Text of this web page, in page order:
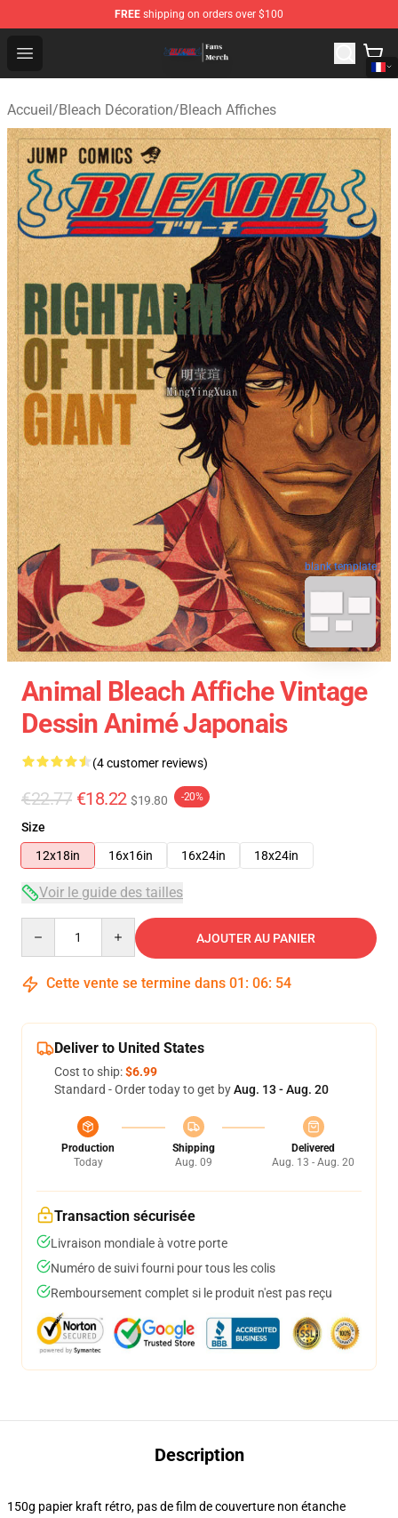
FREE shipping on orders over $100
Open menu
Bleach Store - Official Bleach Merchandise Shop
Accueil/Bleach Décoration/Bleach Affiches
blank template
Animal Bleach Affiche Vintage
Dessin Animé Japonais
(4 customer reviews)
€22.77 €18.22 $19.80 -20%
Size
12x18in
16x16in 16x24in 18x24in
Voir le guide des tailles
AJOUTER AU PANIER
Cette vente se termine dans 01 : 06: 53
Deliver to United States
Cost to ship:$6.99
Standard - Order today to get byAug. 13 - Aug. 20
Production
Today
Shipping
Aug. 09
Delivered
Aug. 13 - Aug. 20
Transaction sécurisée
Livraison mondiale à votre porte
Numéro de suivi fourni pour tous les colis
Remboursement complet si le produit n'est pas reçu
Description
150g papier kraft rétro, pas de film de couverture non étanche